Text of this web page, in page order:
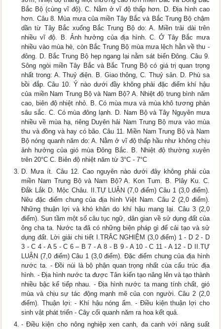
Bắc Bộ (cùng vĩ độ). C. Nằm ở vĩ độ thấp hơn. D. Địa hình cao
hơn. Câu 8. Mùa mưa của miền Tây Bắc và Bắc Trung Bộ chậm
dần từ Tây Bắc xuống Bắc Trung Bộ do: A. Miền trải dài trên
nhiều vĩ độ. B. Ảnh hưởng của địa hình. C. Ở Tây Bắc mưa
nhiều vào mùa hè, còn Bắc Trung Bộ mùa mưa lệch hằn về thu -
đông. D. Bắc Trung Bộ hẹp ngang lại nằm sát biển Đông. Câu 9.
Sông ngòi miền Tây Bắc và Bắc Trung Bộ có giá trị quan trọng
nhất trong: A. Thuỷ điện. B. Giao thông, C. Thuỷ sản. D. Phù sa
bồi đắp. Câu 10. Ý nào dưới đầy không phải đặc điểm khí hậu
của miền Nam Trung Bộ và Nam Bộ? A. Nhiệt độ trung bình năm
cao, biên độ nhiệt nhỏ. B. Có mùa mưa và mùa khô tương phản
sâu sắc. C. Có mùa đông lạnh. D. Nam Bộ và Tây Nguyên mưa
nhiều về mùa hạ, riêng Duyên hải Nam Trung Bộ mưa vào mùa
thu và đồng và hay có bão. Câu 11. Miền Nam Trung Bộ và Nam
Bộ nóng quanh năm do: A. Nằm ở vĩ độ thấp hầu như không chịu
ảnh hưởng của gió mùa Đông Bắc. B. Nhiệt độ thường xuyên
trên 20°C C. Biên độ nhiệt năm từ 3°C - 7°C
D. Mưa ít. Câu 12. Cao nguyên nào dưới đây không phải của
miền Nam Trung Bộ và Nam Bộ? A. Kon Tum. B. Plây Ku. C.
Đắk Lắk D. Mộc Châu. II.TỰ LUẬN (7,0 điểm) Câu 1 (3,0 điểm).
Nêu đặc điểm chung của địa hình Việt Nam. Câu 2 (2,0 điểm).
Những thuận lợi và khó khăn do khí hậu mang lại. Câu 3 (2,0
điểm). Sun tầm một số câu tục ngữ, dân gian về sử dụng đất của
ông cha ta. Nước ta đã có những biện pháp gì để cải tạo và sử
dụng đất. Lời giải chi tiết I.TRẮC NGHIỆM (3,0 điểm) 1 - D 2 - D
3 - C 4 - A 5 - C 6 – B 7 - A 8 - B 9 - A 10 - C 11 - A 12 - D II.TỰ
LUẬN (7,0 điểm) Câu 1 (3,0 điểm). Đặc điểm chung của địa hình
nước ta. - Đồi núi là bộ phận quan trọng nhất cùa cấu trúc địa
hình. - Địa hình nước ta được Tân kiến tạo nâng lên và tạo thành
nhiều bậc kế tiếp nhau. - Địa hình nước ta mang tính chất, gió
mùa và chịu sự tác động mạnh mẽ của con người. Câu 2 (2,0
điểm). Thuận lợi: - Khí hậu nóng ẩm. - Điều kiện thuận lợi cho
sinh vật phát triển - Cây cối quanh năm ra hoa kết quả.
- Điều kiện cho nông nghiệp xen canh, đa canh với năng suất